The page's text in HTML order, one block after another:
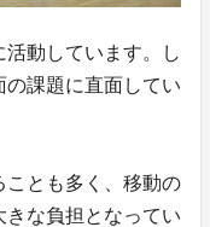
動しています。し
課題に直面してい
ことも多く、移動の
な負担となってい